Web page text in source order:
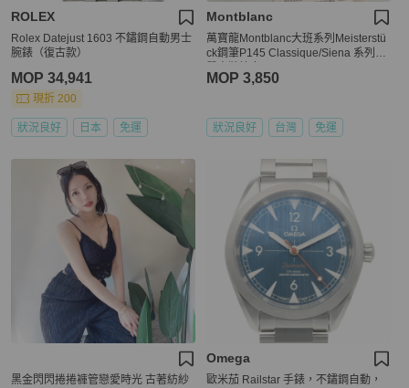
ROLEX
Rolex Datejust 1603 不鏽鋼自動男士
腕錶（復古款）
MOP 34,941
現折 200
狀況良好 日本 免運
Montblanc
萬寶龍Montblanc大班系列Meisterstü
ck鋼筆P145 Classique/Siena 系列及
MOP 3,850
狀況良好 台灣 免運
黑金閃閃捲捲褲管戀愛時光 古著紡紗
Omega
歐米茄 Railstar 手錶，不鏽鋼自動，